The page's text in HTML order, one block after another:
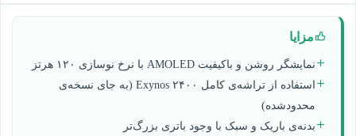
مزایا
نمایشگر روشن و باکیفیت AMOLED با نرخ نوسازی ۱۲۰ هرتز
استفاده از تراشه‌ی کامل Exynos ۲۴۰۰ (به جای نسخه‌ی
محدودشده)
بدنه‌ی باریک و سبک با وجود باتری بزرگ‌تر